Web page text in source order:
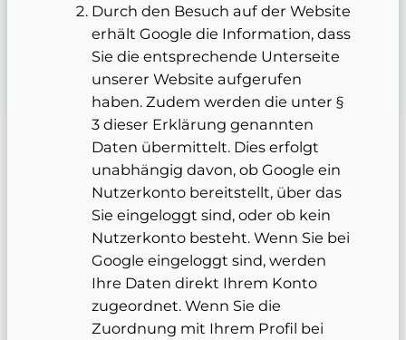
Durch den Besuch auf der Website
erhält Google die Information, dass
Sie die entsprechende Unterseite
unserer Website aufgerufen
haben. Zudem werden die unter §
3 dieser Erklärung genannten
Daten übermittelt. Dies erfolgt
unabhängig davon, ob Google ein
Nutzerkonto bereitstellt, über das
Sie eingeloggt sind, oder ob kein
Nutzerkonto besteht. Wenn Sie bei
Google eingeloggt sind, werden
Ihre Daten direkt Ihrem Konto
zugeordnet. Wenn Sie die
Zuordnung mit Ihrem Profil bei